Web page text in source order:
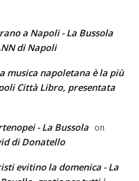
a Napoli - La Bussola
di Napoli
musica napoletana è la più
Città Libro, presentata
- La Bussola on
di Donatello
evitino la domenica - La